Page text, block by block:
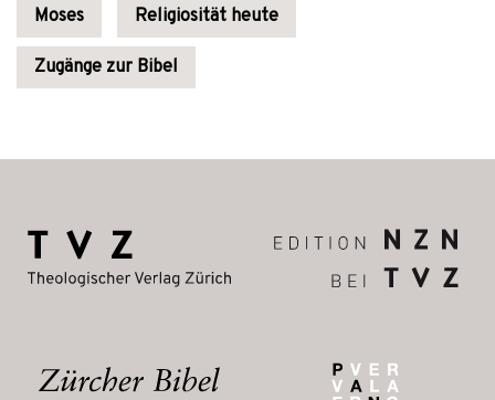
Moses Religiosität heute
Zugänge zur Bibel